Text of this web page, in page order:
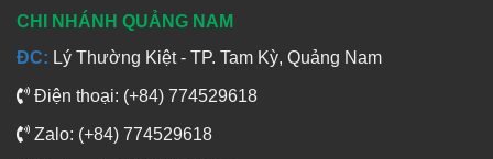
CHI NHÁNH QUẢNG NAM
ĐC: Lý Thường Kiệt - TP. Tam Kỳ, Quảng Nam
Điện thoại: (+84) 774529618
Zalo: (+84) 774529618